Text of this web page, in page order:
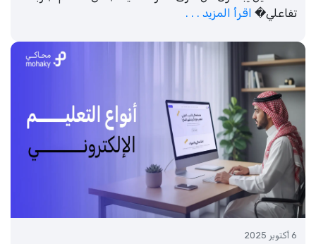
تفاعلي� اقرأ المزيد . . .
6 أكتوبر 2025